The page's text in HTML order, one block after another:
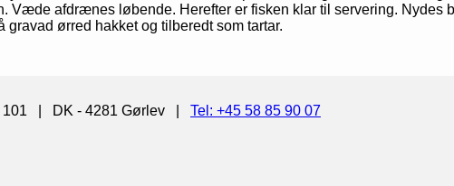
afdrænes løbende. Herefter er fisken klar til servering. Nydes
ørred hakket og tilberedt som tartar.
101 | DK - 4281 Gørlev | Tel: +45 58 85 90 07